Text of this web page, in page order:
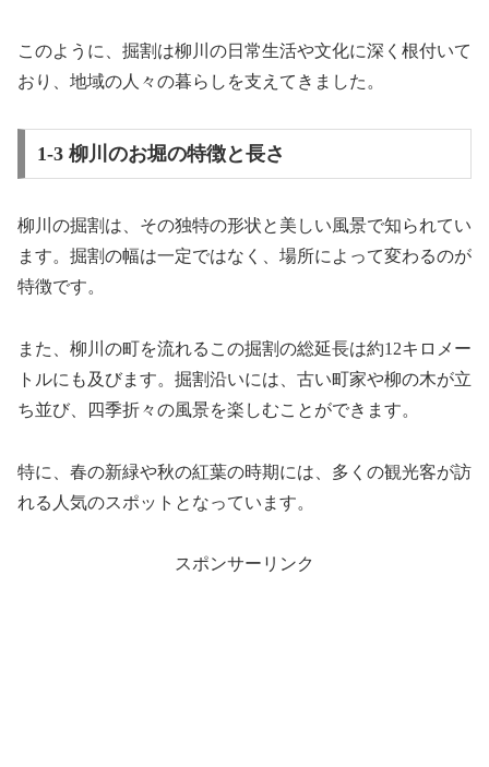
このように、掘割は柳川の日常生活や文化に深く根付いて
おり、地域の人々の暮らしを支えてきました。
1-3 柳川のお堀の特徴と長さ
柳川の掘割は、その独特の形状と美しい風景で知られてい
ます。掘割の幅は一定ではなく、場所によって変わるのが
特徴です。
また、柳川の町を流れるこの掘割の総延長は約12キロメー
トルにも及びます。掘割沿いには、古い町家や柳の木が立
ち並び、四季折々の風景を楽しむことができます。
特に、春の新緑や秋の紅葉の時期には、多くの観光客が訪
れる人気のスポットとなっています。
スポンサーリンク